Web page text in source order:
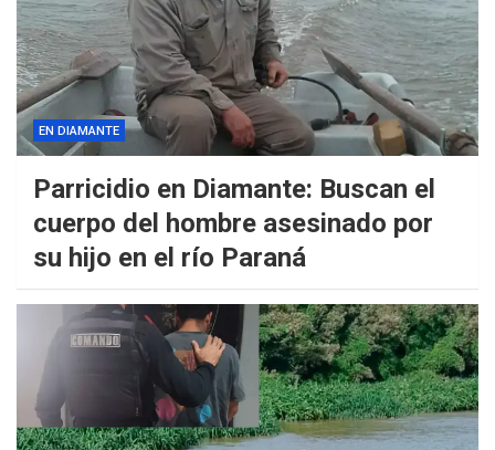
EN DIAMANTE
Parricidio en Diamante: Buscan el
cuerpo del hombre asesinado por
su hijo en el río Paraná